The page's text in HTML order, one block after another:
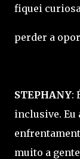
fiquei
perder a
STEPHANY:
inclusive. Eu
muito a